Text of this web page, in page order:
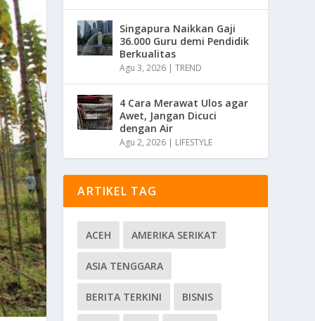
Singapura Naikkan Gaji
36.000 Guru demi Pendidik
Berkualitas
Agu 3, 2026 |TREND
4 Cara Merawat Ulos agar
Awet, Jangan Dicuci
dengan Air
Agu 2, 2026 | LIFESTYLE
ARTIKEL TAG
ACEH AMERIKA SERIKAT
ASIA TENGGARA
BERITA TERKINI BISNIS